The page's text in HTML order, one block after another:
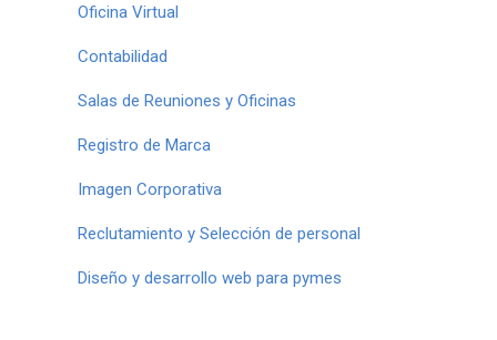
Oficina Virtual
Contabilidad
Salas de Reuniones y Oficinas
Registro de Marca
Imagen Corporativa
Reclutamiento y Selección de personal
Diseño y desarrollo web para pymes